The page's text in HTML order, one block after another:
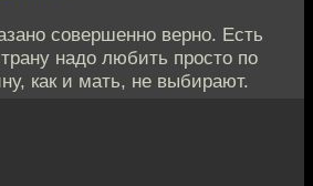
совершенно верно. Есть
надо любить просто по
как и мать, не выбирают.